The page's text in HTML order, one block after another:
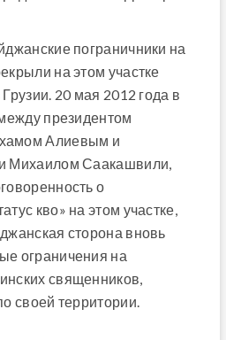
пограничники на
на этом участке
20 мая 2012 года в
президентом
Алиевым и
Михаилом Саакашвили,
о
кво» на этом участке,
сторона вновь
ограничения на
священников,
своей территории.